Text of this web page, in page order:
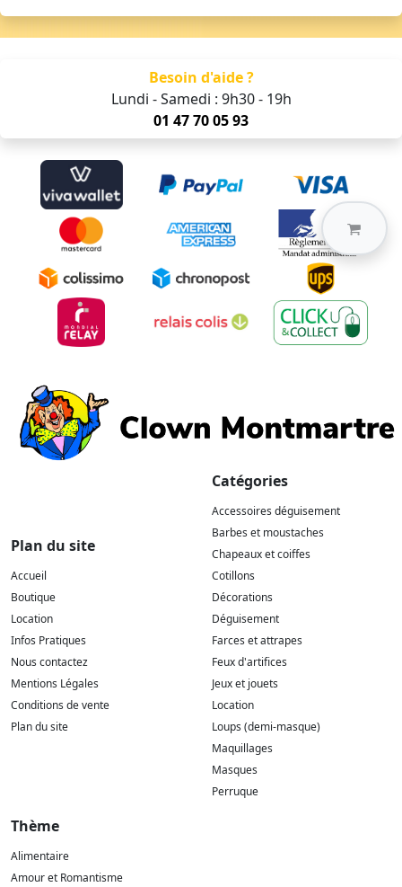
Besoin d'aide ?
Lundi - Samedi : 9h30 - 19h
01 47 70 05 93
Plan du site
Accueil
Boutique
Location
Infos Pratiques
Nous contactez
Mentions Légales
Conditions de vente
Plan du site
Catégories
Accessoires déguisement
Barbes et moustaches
Chapeaux et coiffes
Cotillons
Décorations
Déguisement
Farces et attrapes
Feux d'artifices
Jeux et jouets
Location
Loups (demi-masque)
Maquillages
Masques
Perruque
Thème
Alimentaire
Amour et Romantisme